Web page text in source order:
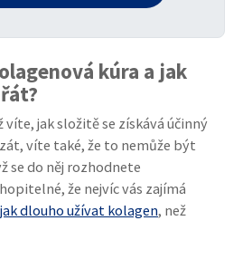
kúra a jak
víte, jak složitě se získává účinný
víte také, že to nemůže být
se do něj rozhodnete
že nejvíc vás zajímá
jak dlouho užívat kolagen, než